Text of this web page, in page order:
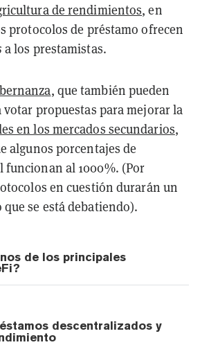
de rendimientos, en
protocolos de préstamo ofrecen
a los prestamistas.
, que también pueden
propuestas para mejorar la
en los mercados secundarios,
algunos porcentajes de
al 1000%. (Por
en cuestión durarán un
se está debatiendo).
de los principales
descentralizados y